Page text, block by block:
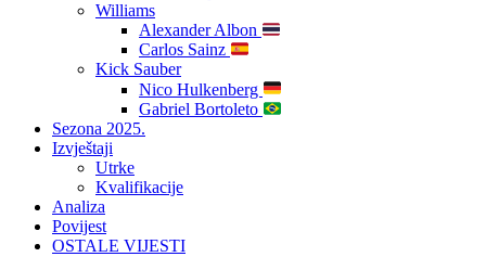
Williams
Alexander Albon
Carlos Sainz
Kick Sauber
Nico Hulkenberg
Gabriel Bortoleto
Sezona 2025.
Izvještaji
Utrke
Kvalifikacije
Analiza
Povijest
OSTALE VIJESTI